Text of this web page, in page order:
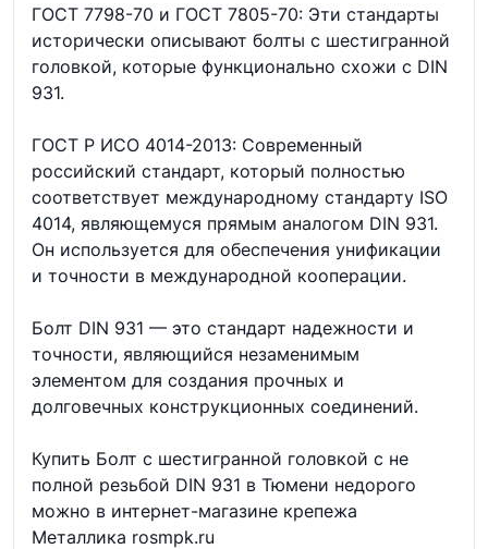
ГОСТ 7798-70 и ГОСТ 7805-70: Эти стандарты
исторически описывают болты с шестигранной
головкой, которые функционально схожи с DIN
931.
ГОСТ Р ИСО 4014-2013: Современный
российский стандарт, который полностью
соответствует международному стандарту ISO
4014, являющемуся прямым аналогом DIN 931.
Он используется для обеспечения унификации
и точности в международной кооперации.
Болт DIN 931 — это стандарт надежности и
точности, являющийся незаменимым
элементом для создания прочных и
долговечных конструкционных соединений.
Купить Болт с шестигранной головкой с не
полной резьбой DIN 931 в Тюмени недорого
можно в интернет-магазине крепежа
Металлика rosmpk.ru